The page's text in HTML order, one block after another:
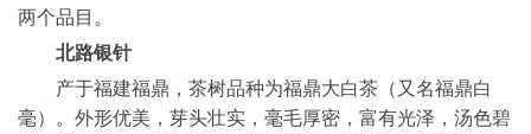
两个品目。
北路银针
产于福建福鼎，茶树品种为福鼎大白茶（又名福鼎白
毫）。外形优美，芽头壮实，毫毛厚密，富有光泽，汤色碧